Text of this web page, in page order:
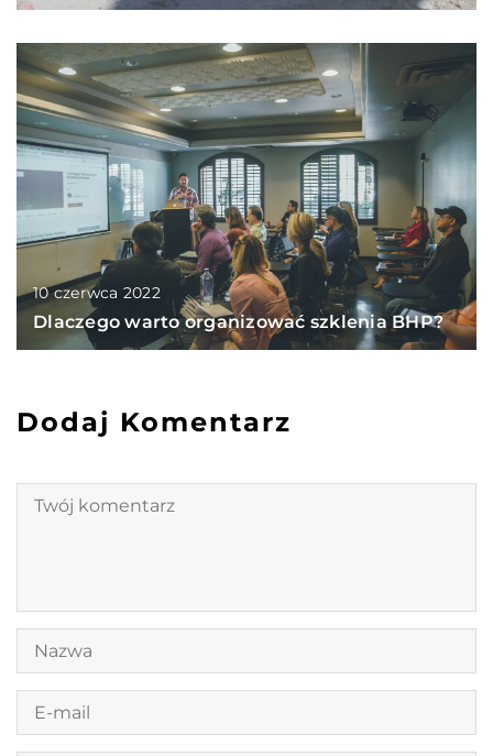
10 czerwca 2022
Dlaczego warto organizować szklenia BHP?
Dodaj Komentarz